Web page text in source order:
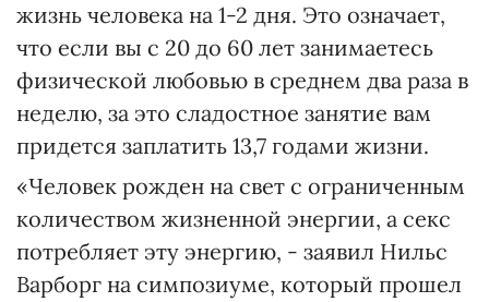
жизнь человека на 1-2 дня. Это означает,
что если вы с 20 до 60 лет занимаетесь
физической любовью в среднем два раза в
неделю, за это сладостное занятие вам
придется заплатить 13,7 годами жизни.
«Человек рожден на свет с ограниченным
количеством жизненной энергии, а секс
потребляет эту энергию, - заявил Нильс
Варборг на симпозиуме, который прошел